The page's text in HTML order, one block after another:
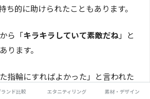
ち的に助けられたこともあります。
ら「キラキラしていて素敵だね」と
ります。
指輪にすればよかった」と言われた
ランド比較 エタニティリング 素材・デザイン